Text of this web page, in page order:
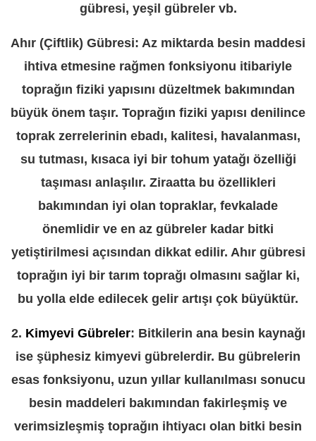
gübresi, yeşil gübreler vb.
Ahır (Çiftlik) Gübresi: Az miktarda besin maddesi
ihtiva etmesine rağmen fonksiyonu itibariyle
toprağın fiziki yapısını düzeltmek bakımından
büyük önem taşır. Toprağın fiziki yapısı denilince
toprak zerrelerinin ebadı, kalitesi, havalanması,
su tutması, kısaca iyi bir tohum yatağı özelliği
taşıması anlaşılır. Ziraatta bu özellikleri
bakımından iyi olan topraklar, fevkalade
önemlidir ve en az gübreler kadar bitki
yetiştirilmesi açısından dikkat edilir. Ahır gübresi
toprağın iyi bir tarım toprağı olmasını sağlar ki,
bu yolla elde edilecek gelir artışı çok büyüktür.
2. Kimyevi Gübreler: Bitkilerin ana besin kaynağı
ise şüphesiz kimyevi gübrelerdir. Bu gübrelerin
esas fonksiyonu, uzun yıllar kullanılması sonucu
besin maddeleri bakımından fakirleşmiş ve
verimsizleşmiş toprağın ihtiyacı olan bitki besin